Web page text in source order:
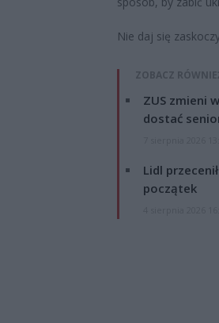
Nie daj się
ZOBACZ
ZUS zmieni
dostać
Lidl
początek